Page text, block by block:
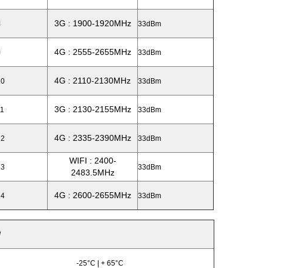
3G : 1900-1920MHz 33dBm
4G : 2555-2655MHz 33dBm
4G : 2110-2130MHz 33dBm
3G : 2130-2155MHz 33dBm
4G : 2335-2390MHz 33dBm
WIFI : 2400-
2483.5MHz
33dBm
4G : 2600-2655MHz 33dBm
-25°C | + 65°C